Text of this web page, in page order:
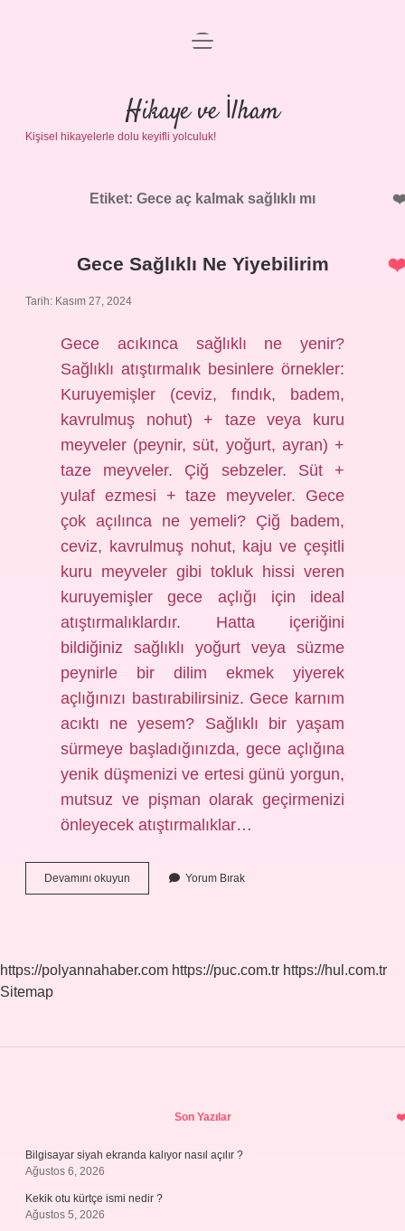
Anasayfa
Gizlilik Politikası
Yasal Uyarı
menüyü
Hikaye ve İlham
Kişisel hikayelerle dolu keyifli yolculuk!
Etiket: Gece aç kalmak sağlıklı mı
Gece Sağlıklı Ne Yiyebilirim
Tarih: Kasım 27, 2024
Gece acıkınca sağlıklı ne yenir?
Sağlıklı atıştırmalık besinlere örnekler:
Kuruyemişler (ceviz, fındık, badem,
kavrulmuş nohut) + taze veya kuru
meyveler (peynir, süt, yoğurt, ayran) +
taze meyveler. Çiğ sebzeler. Süt +
yulaf ezmesi + taze meyveler. Gece
çok açılınca ne yemeli? Çiğ badem,
ceviz, kavrulmuş nohut, kaju ve çeşitli
kuru meyveler gibi tokluk hissi veren
kuruyemişler gece açlığı için ideal
atıştırmalıklardır. Hatta içeriğini
bildiğiniz sağlıklı yoğurt veya süzme
peynirle bir dilim ekmek yiyerek
açlığınızı bastırabilirsiniz. Gece karnım
acıktı ne yesem? Sağlıklı bir yaşam
sürmeye başladığınızda, gece açlığına
yenik düşmenizi ve ertesi günü yorgun,
mutsuz ve pişman olarak geçirmenizi
önleyecek atıştırmalıklar…
Devamını okuyun
Sağlıklı
Yorum Bırak
https://polyannahaber.com https://puc.com.tr https://hul.com.tr
Sitemap
Son Yazılar
Bilgisayar siyah ekranda kalıyor nasıl açılır ?
Ağustos 6, 2026
Kekik otu kürtçe ismi nedir ?
Ağustos 5, 2026